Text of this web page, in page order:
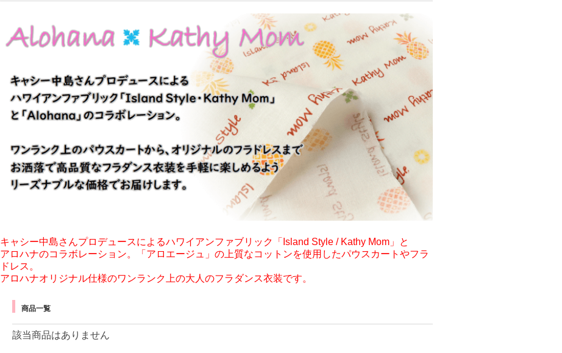
キャシー中島さんプロデュースによるハワイアンファブリック「Island Style / Kathy Mom」と
アロハナのコラボレーション。「アロエージュ」の上質なコットンを使用したパウスカートやフラ
ドレス。
アロハナオリジナル仕様のワンランク上の大人のフラダンス衣装です。
商品一覧
該当商品はありません